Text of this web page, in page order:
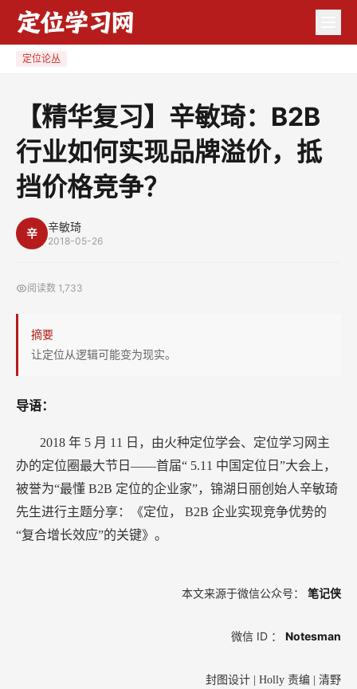
【精
琦：
B2B
争？
定位论丛
【精华复习】辛敏琦：B2B
行业如何实现品牌溢价，抵
挡价格竞争？
辛 辛敏琦
2018-05-26
阅读数 1,733
摘要
让定位从逻辑可能变为现实。
导语：
2018年 5 月 11
日，由火种定位学会、定位学习网主
办的定位圈最大节日——首届“ 5.11 中国定位日”大会上，
被誉为“最懂 B2B 定位的企业家”，锦湖日丽创始人辛敏琦
先生进行主题分享：《定位， B2B 企业实现竞争优势的
“复合增长效应”的关键》。
本文来源于微信公众号： 笔记侠
微信 ID ： Notesman
封图设计 | Holly 责编 清野